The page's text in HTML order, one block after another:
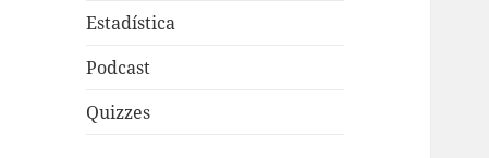
Estadística
Podcast
Quizzes